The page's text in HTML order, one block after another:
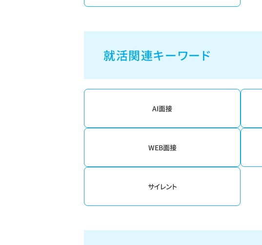
就活関連キーワード
AI面接
WEB面接
サイレント